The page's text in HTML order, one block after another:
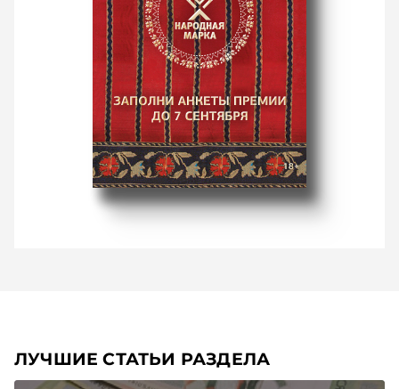
ЛУЧШИЕ СТАТЬИ РАЗДЕЛА